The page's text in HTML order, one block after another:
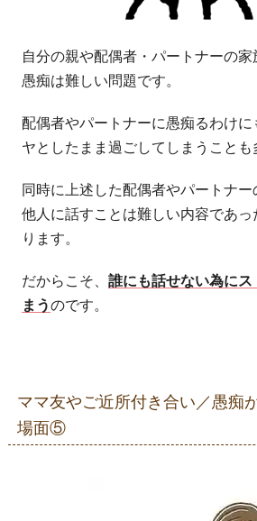
自分の親や配偶者・パートナーの家
愚痴は難しい問題です。
配偶者やパートナーに愚痴るわけ
ヤとしたまま過ごしてしまうことも
同時に上述した配偶者やパートナー
他人に話すことは難しい内容であ
ります。
だからこそ、誰にも話せない為にス
まうのです。
ママ友やご近所付き合い／愚痴
場面⑤